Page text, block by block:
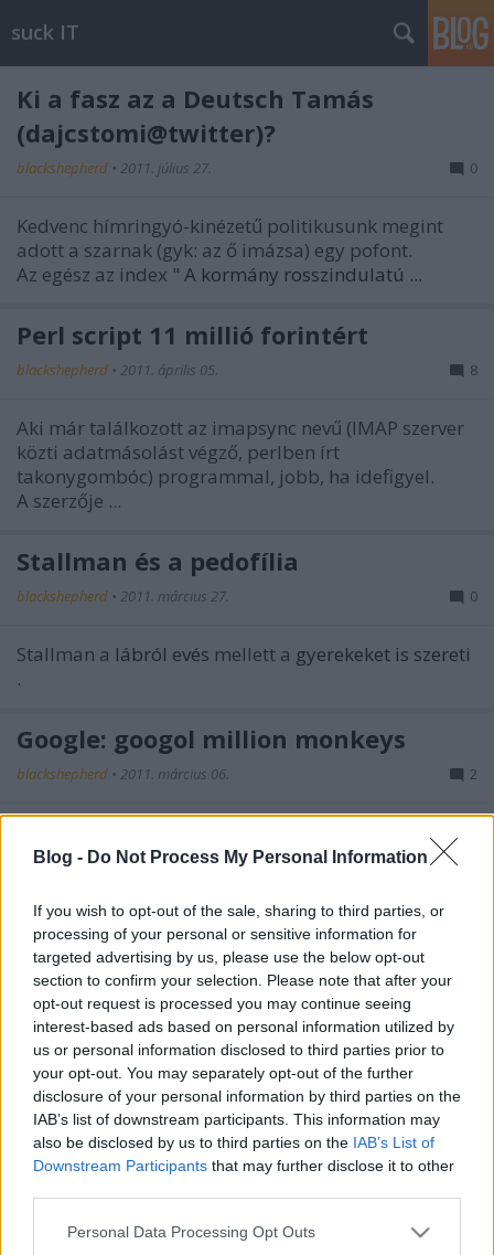
Blog - Do Not Process My Personal Information
If you wish to opt-out of the sale, sharing to third parties, or
processing of your personal or sensitive information for
targeted advertising by us, please use the below opt-out
section to confirm your selection. Please note that after your
opt-out request is processed you may continue seeing
interest-based ads based on personal information utilized by
us or personal information disclosed to third parties prior to
your opt-out. You may separately opt-out of the further
disclosure of your personal information by third parties on the
IAB’s list of downstream participants. This information may
also be disclosed by us to third parties on the IAB’s List of
Downstream Participants that may further disclose it to other
Please note that this website/app uses one or more Google
Personal Data Processing Opt Outs
suck IT
Ki a fasz az a Deutsch Tamás
(dajcstomi@twitter)?
blackshepherd • 2011. július 27. 0
Kedvenc hímringyó-kinézetű politikusunk megint
adott a szarnak (gyk: az ő imázsa) egy pofont.
Az egész az index " A kormány rosszindulatú ...
Perl script 11 millió forintért
blackshepherd • 2011. április 05. 8
Aki már találkozott az imapsync nevű (IMAP szerver
közti adatmásolást végző, perlben írt
takonygombóc) programmal, jobb, ha idefigyel.
A szerzője ...
Stallman és a pedofília
blackshepherd • 2011. március 27. 0
Stallman a lábról evés mellett a gyerekeket is szereti
.
Google: googol million monkeys
blackshepherd • 2011. március 06. 2
Mióta létezik a Google, tudjuk, hogy a googol 10 100
-ont, azaz -bitagyúaknak- 2332-nél egy "kicsivel"
UCEPROTECT: ezek buzik
blackshepherd•2011. február 20.
Ha valaki találkozott már ezzel a "nagyszerű"
szervezettel, amelyik egész AS-eket rak fekete listára
-az idióta pattanásos képű rendszergizdák meg ...
Spamassassin fail